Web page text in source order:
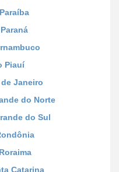
Piauí
Janeiro
do Norte
do Sul
Catarina